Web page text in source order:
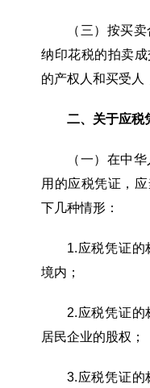
（三）按买
纳印花税的拍卖
的产权人和买受人
二、关于应税
（一）在中
用的应税凭证，
下几种情形：
1.应税凭证的
境内；
2.应税凭证的
居民企业的股权；
3.应税凭证的